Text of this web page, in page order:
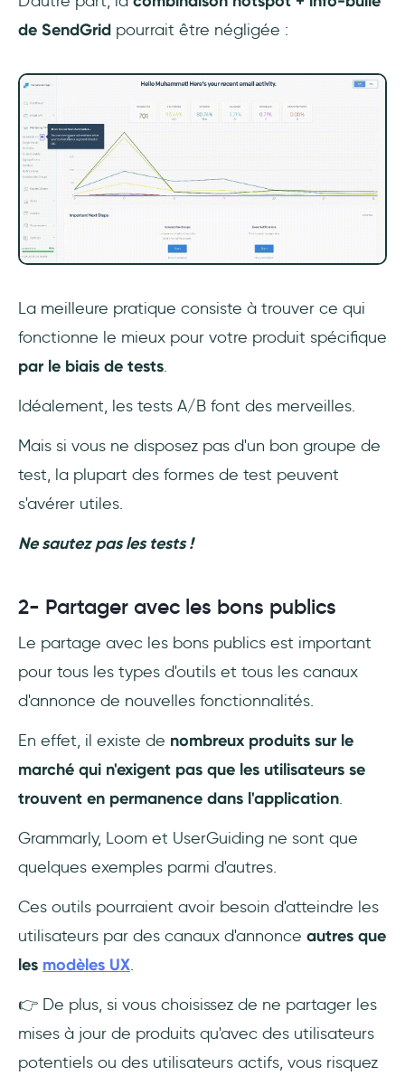
de SendGrid pourrait être négligée :
La meilleure pratique consiste à trouver ce qui
fonctionne le mieux pour votre produit spécifique
par le biais de tests.
Idéalement, les tests A/B font des merveilles.
Mais si vous ne disposez pas d'un bon groupe de
test, la plupart des formes de test peuvent
s'avérer utiles.
Ne sautez pas les tests !
2- Partager avec les bons publics
Le partage avec les bons publics est important
pour tous les types d'outils et tous les canaux
d'annonce de nouvelles fonctionnalités.
En effet, il existe de nombreux produits sur le
marché qui n'exigent pas que les utilisateurs se
trouvent en permanence dans l'application.
Grammarly, Loom et UserGuiding ne sont que
quelques exemples parmi d'autres.
Ces outils pourraient avoir besoin d'atteindre les
utilisateurs par des canaux d'annonce autres que
les modèles UX.
👉 De plus, si vous choisissez de ne partager les
mises à jour de produits qu'avec des utilisateurs
potentiels ou des utilisateurs actifs, vous risquez